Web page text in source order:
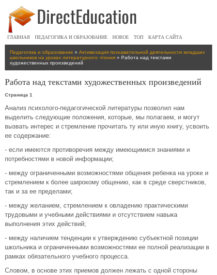
ГЛАВНАЯ ПЕДАГОГИКА И ОБРАЗОВАНИЕ НОВОЕ ТОП КАРТА САЙТА
Педагогика и образование » Активизация познавательной деятельности младших
школьников на уроках литературного чтения » Работа над текстами
художественных произведений
Работа над текстами художественных произведений
Страница 1
Анализ психолого-педагогической литературы позволил нам
выделить следующие положения, которые, мы полагаем, и могут
вызвать интерес и стремление прочитать ту или иную книгу, усвоить
ее содержание:
- если имеются противоречия между имеющимися знаниями и
потребностями в новой информации;
- между ограниченными возможностями общения ребенка на уроке и
стремлением к более широкому общению, как в среде сверстников,
так и за ее пределами;
- между желанием, стремлением к овладению практическими
трудовыми и учебными действиями и отсутствием навыка
выполнения этих действий;
- между наличием тенденции к утверждению субъектной позиции
школьника и ограниченными возможностями ее полной реализации в
рамках обязательного учебного процесса.
Словом, в основе этих приемов должен лежать с одной стороны